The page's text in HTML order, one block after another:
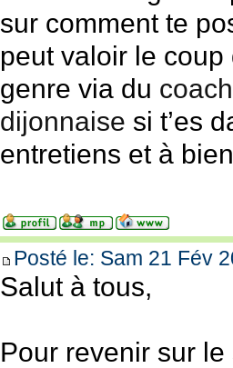
sur comment te
peut valoir le
genre via du
dijonnaise si t’es
entretiens et à
Posté le: Sam 21 Fév
Salut à tous,
Pour revenir sur